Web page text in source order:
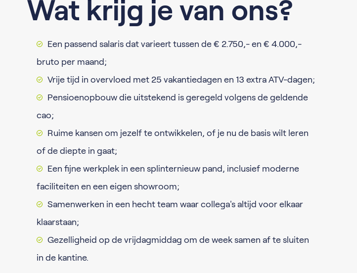
Wat krijg je van ons?
Een passend salaris dat varieert tussen de € 2.750,- en € 4.000,-
bruto per maand;
Vrije tijd in overvloed met 25 vakantiedagen en 13 extra ATV-dagen;
Pensioenopbouw die uitstekend is geregeld volgens de geldende
cao;
Ruime kansen om jezelf te ontwikkelen, of je nu de basis wilt leren
of de diepte in gaat;
Een fijne werkplek in een splinternieuw pand, inclusief moderne
faciliteiten en een eigen showroom;
Samenwerken in een hecht team waar collega's altijd voor elkaar
klaarstaan;
Gezelligheid op de vrijdagmiddag om de week samen af te sluiten
in de kantine.